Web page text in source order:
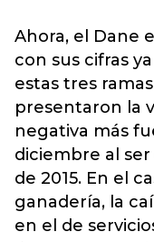
Ahora, el Dane
con sus cifras
estas tres
presentaron la
negativa más
diciembre al
de 2015. En el
ganadería, la
en el de